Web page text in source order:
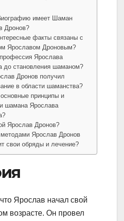
имеет Шаман
Дронов?
факты связаны с
Ярославом Дроновым?
Ярослава
до становления шаманом?
Дронов получил
в области шаманства?
принципы и
шамана Ярослава
Ярослав Дронов?
Ярослав Дронов
свои обряды и лечение?
Ярослав начал свой
возрасте. Он провел